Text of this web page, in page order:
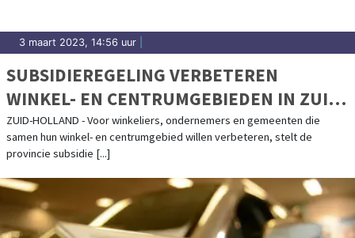
3 maart 2023, 14:56 uur
SUBSIDIEREGELING VERBETEREN
WINKEL- EN CENTRUMGEBIEDEN IN ZUID-
HOLLAND OPENGESTELD
ZUID-HOLLAND - Voor winkeliers, ondernemers en gemeenten die
samen hun winkel- en centrumgebied willen verbeteren, stelt de
provincie subsidie [...]